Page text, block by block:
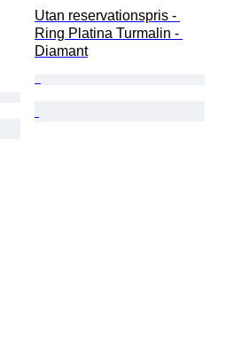
Utan reservationspris -
Ring Platina Turmalin -
Diamant